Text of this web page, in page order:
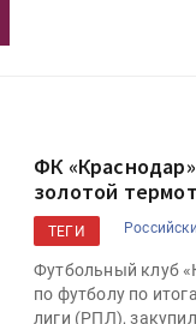
ФК
золотой
ТЕГИ
Футбольный клуб
по футболу по
лиги (РПЛ),